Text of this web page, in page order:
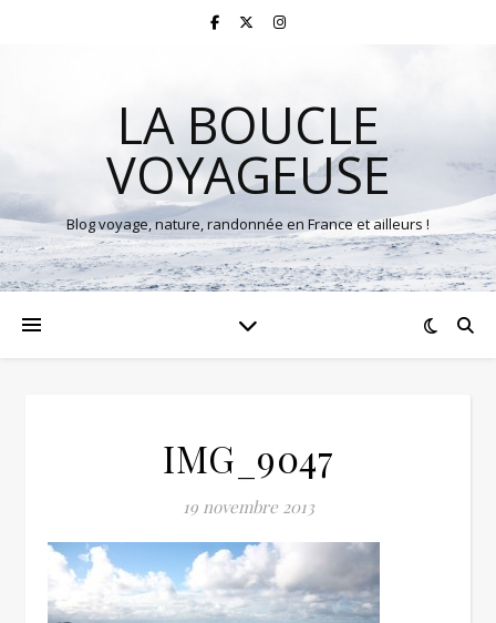
LA BOUCLE
VOYAGEUSE
Blog voyage, nature, randonnée en France et ailleurs !
IMG_9047
19 novembre 2013